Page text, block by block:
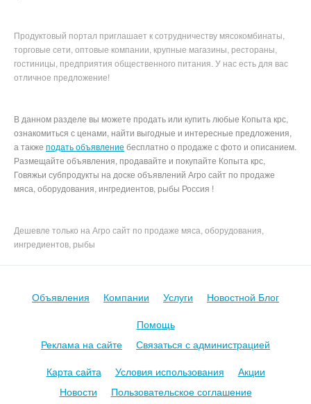
Продуктовый портал приглашает к сотрудничеству мясокомбинаты,
торговые сети, оптовые компании, крупные магазины, рестораны,
гостиницы, предприятия общественного питания. У нас есть для вас
отличное предложение!
В данном разделе вы можете продать или купить любые Копыта крс,
ознакомиться с ценами, найти выгодные и интересные предложения,
а также подать объявление бесплатно о продаже с фото и описанием.
Размещайте объявления, продавайте и покупайте Копыта крс,
Говяжьи субпродукты на доске объявлений Агро сайт по продаже
мяса, оборудования, ингредиентов, рыбы Россия !
Дешевле только на Агро сайт по продаже мяса, оборудования,
ингредиентов, рыбы
Объявления Компании Услуги
Новостной Блог
Помощь
Реклама на сайте
Связаться с администрацией
Карта сайта
Условия использования
Акции
Новости
Пользовательское соглашение